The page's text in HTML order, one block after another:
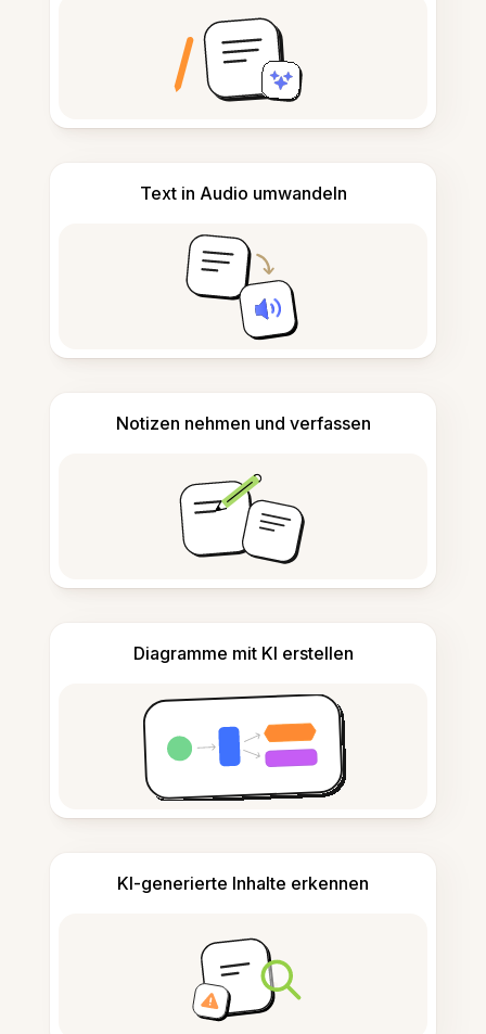
Text in Audio umwandeln
Notizen nehmen und verfassen
Diagramme mit KI erstellen
KI-generierte Inhalte erkennen